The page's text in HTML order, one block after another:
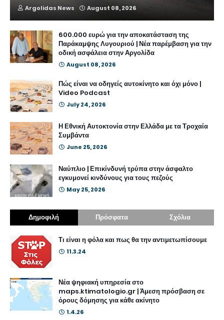
Argolidas News August 08, 2026
600.000 ευρώ για την αποκατάσταση της
Παράκαμψης Λυγουριού | Νέα παρέμβαση για την
οδική ασφάλεια στην Αργολίδα
August 08, 2026
Πώς είναι να οδηγείς αυτοκίνητο και όχι μόνο |
Video Podcast
July 24, 2026
Η Εθνική Αυτοκτονία στην Ελλάδα με τα Τροχαία
Συμβάντα
June 25, 2026
Ναύπλιο | Επικίνδυνή τρύπα στην άσφαλτο
εγκυμονεί κινδύνους για τους πεζούς
May 25, 2026
Δημοφιλή Πρόσφατα Σχόλια
Τι είναι η φόλα και πως θα την αντιμετωπίσουμε
11.3.24
Νέα ψηφιακή υπηρεσία στο
maps.ktimatologio.gr | Άμεση πρόσβαση σε
όρους δόμησης για κάθε ακίνητο
1.4.26